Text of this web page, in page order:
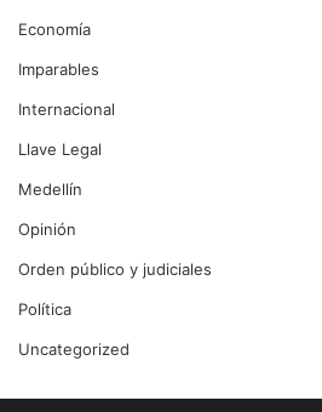
Economía
Imparables
Internacional
Llave Legal
Medellín
Opinión
Orden público y judiciales
Política
Uncategorized